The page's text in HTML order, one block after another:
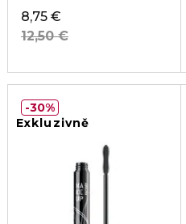
8,75 €
12,50 €
Exkluzivně
30%